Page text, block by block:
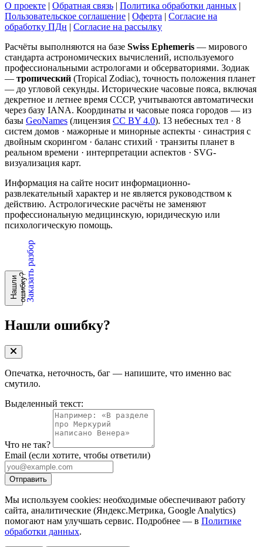
О проекте | Обратная связь | Политика обработки данных |
Пользовательское соглашение | Оферта | Согласие на
обработку ПДн | Согласие на рассылку
Расчёты выполняются на базе Swiss Ephemeris — мирового
стандарта астрономических вычислений, используемого
профессиональными астрологами и обсерваториями. Зодиак
— тропический (Tropical Zodiac), точность положения планет
— до угловой секунды. Исторические часовые пояса, включая
декретное и летнее время СССР, учитываются автоматически
через базу IANA. Координаты и часовые пояса городов — из
базы GeoNames (лицензия CC BY 4.0). 13 небесных тел · 8
систем домов · мажорные и минорные аспекты · синастрия с
двойным скорингом · баланс стихий · транзиты планет в
реальном времени · интерпретации аспектов · SVG-
визуализация карт.
Информация на сайте носит информационно-
развлекательный характер и не является руководством к
действию. Астрологические расчёты не заменяют
профессиональную медицинскую, юридическую или
психологическую помощь.
Н
а
ш
л
и
о
ш
и
б
к
у?Заказать разбор
Нашли ошибку?
Опечатка, неточность, баг — напишите, что именно вас
смутило.
Выделенный текст:
Что не так?
Email (если хотите, чтобы ответили)
Отправить
Мы используем cookies: необходимые обеспечивают работу
сайта, аналитические (Яндекс.Метрика, Google Analytics)
помогают нам улучшать сервис. Подробнее — в Политике
обработки данных.